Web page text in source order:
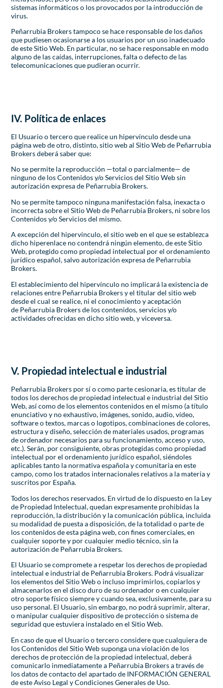
sistemas informáticos o los provocados por la introducción de
virus.
Peñarrubia Brokers tampoco se hace responsable de los daños
que pudiesen ocasionarse a los usuarios por un uso inadecuado
de este Sitio Web. En particular, no se hace responsable en modo
alguno de las caídas, interrupciones, falta o defecto de las
telecomunicaciones que pudieran ocurrir.
IV. Política de enlaces
El Usuario o tercero que realice un hipervínculo desde una
página web de otro, distinto, sitio web al Sitio Web de Peñarrubia
Brokers deberá saber que:
No se permite la reproducción —total o parcialmente— de
ninguno de los Contenidos y/o Servicios del Sitio Web sin
autorización expresa de Peñarrubia Brokers.
No se permite tampoco ninguna manifestación falsa, inexacta o
incorrecta sobre el Sitio Web de Peñarrubia Brokers, ni sobre los
Contenidos y/o Servicios del mismo.
A excepción del hipervínculo, el sitio web en el que se establezca
dicho hiperenlace no contendrá ningún elemento, de este Sitio
Web, protegido como propiedad intelectual por el ordenamiento
jurídico español, salvo autorización expresa de Peñarrubia
Brokers.
El establecimiento del hipervínculo no implicará la existencia de
relaciones entre Peñarrubia Brokers y el titular del sitio web
desde el cual se realice, ni el conocimiento y aceptación
de Peñarrubia Brokers de los contenidos, servicios y/o
actividades ofrecidas en dicho sitio web, y viceversa.
V. Propiedad intelectual e industrial
Peñarrubia Brokers por sí o como parte cesionaria, es titular de
todos los derechos de propiedad intelectual e industrial del Sitio
Web, así como de los elementos contenidos en el mismo (a título
enunciativo y no exhaustivo, imágenes, sonido, audio, vídeo,
software o textos, marcas o logotipos, combinaciones de colores,
estructura y diseño, selección de materiales usados, programas
de ordenador necesarios para su funcionamiento, acceso y uso,
etc.). Serán, por consiguiente, obras protegidas como propiedad
intelectual por el ordenamiento jurídico español, siéndoles
aplicables tanto la normativa española y comunitaria en este
campo, como los tratados internacionales relativos a la materia y
suscritos por España.
Todos los derechos reservados. En virtud de lo dispuesto en la Ley
de Propiedad Intelectual, quedan expresamente prohibidas la
reproducción, la distribución y la comunicación pública, incluida
su modalidad de puesta a disposición, de la totalidad o parte de
los contenidos de esta página web, con fines comerciales, en
cualquier soporte y por cualquier medio técnico, sin la
autorización de Peñarrubia Brokers.
El Usuario se compromete a respetar los derechos de propiedad
intelectual e industrial de Peñarrubia Brokers. Podrá visualizar
los elementos del Sitio Web o incluso imprimirlos, copiarlos y
almacenarlos en el disco duro de su ordenador o en cualquier
otro soporte físico siempre y cuando sea, exclusivamente, para su
uso personal. El Usuario, sin embargo, no podrá suprimir, alterar,
o manipular cualquier dispositivo de protección o sistema de
seguridad que estuviera instalado en el Sitio Web.
En caso de que el Usuario o tercero considere que cualquiera de
los Contenidos del Sitio Web suponga una violación de los
derechos de protección de la propiedad intelectual, deberá
comunicarlo inmediatamente a Peñarrubia Brokers a través de
los datos de contacto del apartado de INFORMACIÓN GENERAL
de este Aviso Legal y Condiciones Generales de Uso.